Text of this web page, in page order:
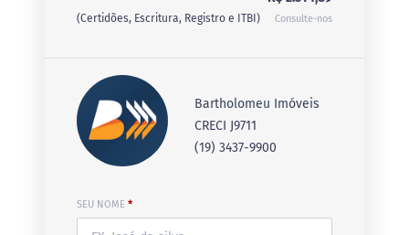
(Certidões, Escritura, Registro e ITBI) Consulte-nos
Bartholomeu Imóveis
CRECI J9711
(19) 3437-9900
SEU NOME *